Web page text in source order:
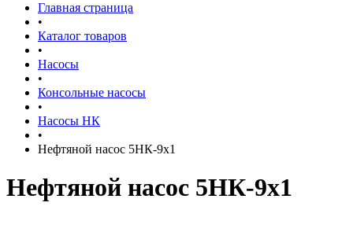
Главная страница
•
Каталог товаров
•
Насосы
•
Консольные насосы
•
Насосы НК
•
Нефтяной насос 5НК-9х1
Нефтяной насос 5НК-9х1